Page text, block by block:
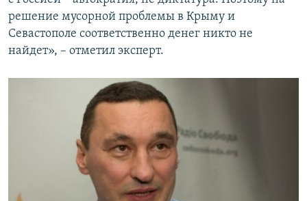
решение мусорной проблемы в Крыму и
Севастополе соответственно денег никто не
найдет», – отметил эксперт.